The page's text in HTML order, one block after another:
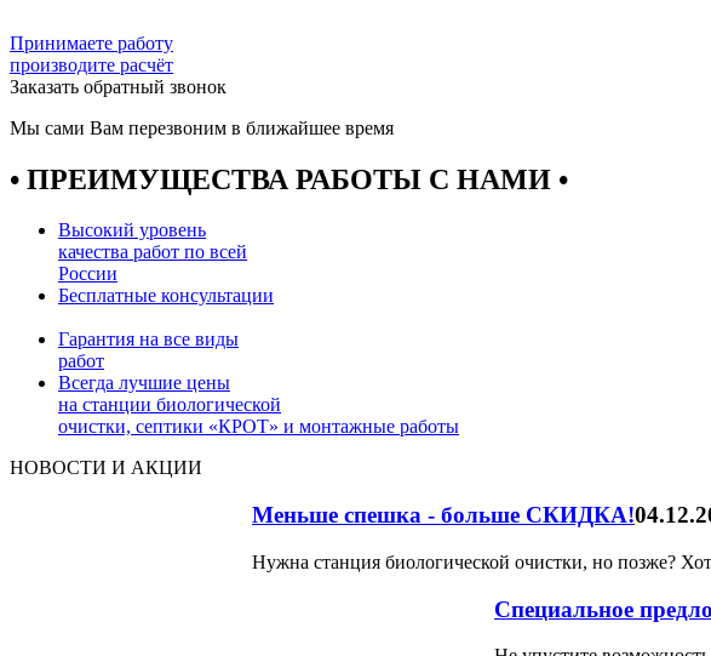
Принимаете работу
производите расчёт
Заказать обратный звонок
Мы сами Вам перезвоним в ближайшее время
• ПРЕИМУЩЕСТВА РАБОТЫ С НАМИ •
Высокий уровень
качества работ по всей
России
Бесплатные консультации
Гарантия на все виды
работ
Всегда лучшие цены
на станции биологической
очистки, септики «КРОТ» и монтажные работы
НОВОСТИ И АКЦИИ
Меньше спешка - больше СКИДКА!
Нужна станция биологической очистки, но позже?
Специальное